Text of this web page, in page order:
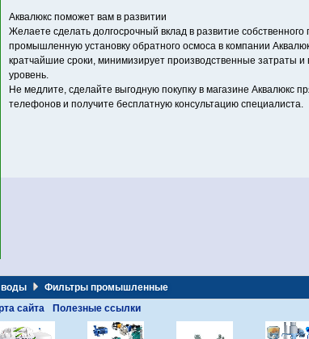
Аквалюкс поможет вам в развитии
Желаете сделать долгосрочный вклад в развитие
промышленную установку обратного осмоса в компании
кратчайшие сроки, минимизирует производственные затраты
уровень.
Не медлите, сделайте выгодную покупку в магазине Аквалюкс
телефонов и получите бесплатную консультацию специалиста.
Фильтры промышленные
сайта Полезные ссылки